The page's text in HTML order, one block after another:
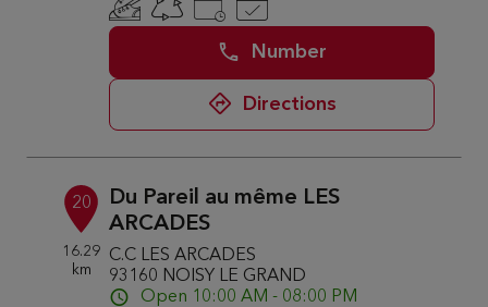
Number
Directions
20
16.29
km
Du Pareil au même LES
ARCADES
C.C LES ARCADES
93160 NOISY LE GRAND
Open 10:00 AM - 08:00 PM